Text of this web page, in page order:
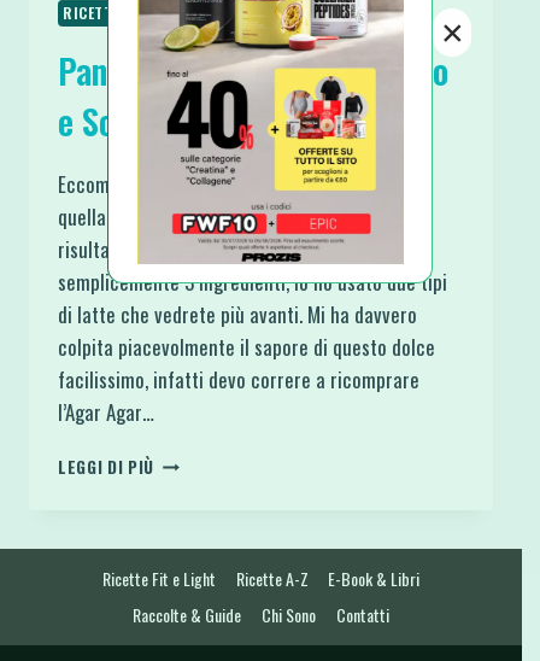
RICETTE VEGETARIANE
SPUNTINI E SNACKS
Panna Cotta Vegana al Cocco
e Soia con Frutti di Bosco
Eccomi con una nuova ricetta indimenticabile,
quella che voleva essere una prova ed invece è
risultata perfetta. Per la base si possono usare
semplicemente 3 Ingredienti, io ho usato due tipi
di latte che vedrete più avanti. Mi ha davvero
colpita piacevolmente il sapore di questo dolce
facilissimo, infatti devo correre a ricomprare
l’Agar Agar…
LEGGI DI PIÙ PANNA
E
SOIA
Ricette Fit e Light Ricette A-Z
E-Book & Libri
Raccolte & Guide
Chi Sono Contatti
×